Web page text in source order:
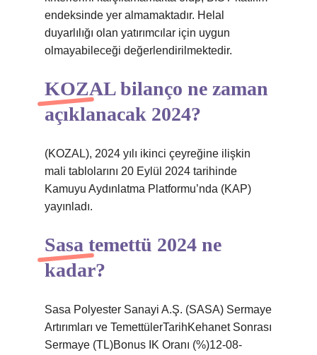
endeksinde yer almamaktadır. Helal
duyarlılığı olan yatırımcılar için uygun
olmayabileceği değerlendirilmektedir.
KOZAL bilanço ne zaman
açıklanacak 2024?
(KOZAL), 2024 yılı ikinci çeyreğine ilişkin
mali tablolarını 20 Eylül 2024 tarihinde
Kamuyu Aydınlatma Platformu’nda (KAP)
yayınladı.
Sasa temettü 2024 ne
kadar?
Sasa Polyester Sanayi A.Ş. (SASA) Sermaye
Artırımları ve TemettülerTarihKehanet Sonrası
Sermaye (TL)Bonus IK Oranı (%)12-08-